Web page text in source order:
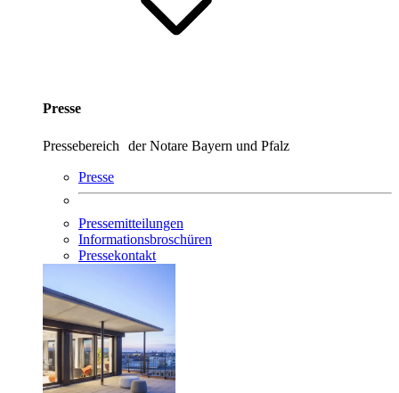
Presse
Pressebereich der Notare Bayern und Pfalz
Presse
Pressemitteilungen
Informationsbroschüren
Pressekontakt